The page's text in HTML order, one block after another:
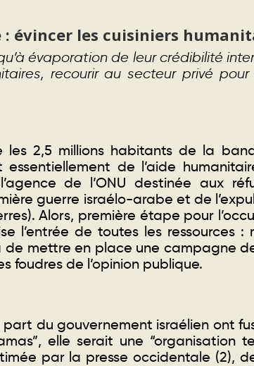
évincer les cuisiniers
évaporation de leur crédibilité
recourir au secteur privé
2,5 millions habitants de la
essentiellement de l’aide
de l’ONU destinée aux
guerre israélo-arabe et de
Alors, première étape pour
l’entrée de toutes les ressources :
de mettre en place une campagne
foudres de l’opinion publique.
part du gouvernement israélien ont
elle serait une “organisation
par la presse occidentale (2),